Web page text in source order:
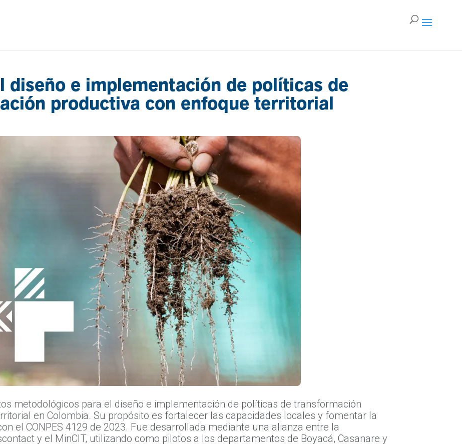
diseño e implementación de políticas de
productiva con enfoque territorial
metodológicos para el diseño e implementación de políticas de transformación
en Colombia. Su propósito es fortalecer las capacidades locales y fomentar la
el CONPES 4129 de 2023. Fue desarrollada mediante una alianza entre la
y el MinCIT, utilizando como pilotos a los departamentos de Boyacá, Casanare y